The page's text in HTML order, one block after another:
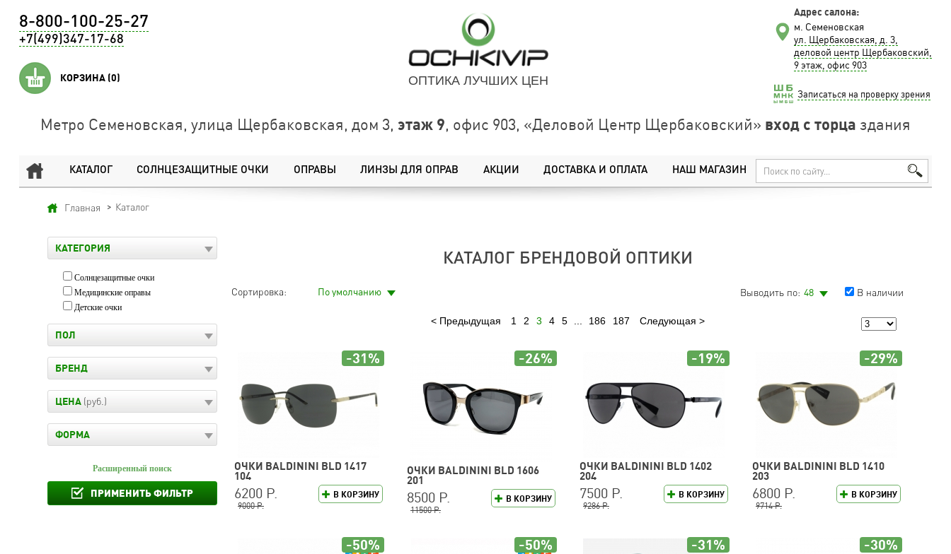
8-800-100-25-27
+7(499)347-17-68
КОРЗИНА (0) ОПТИКА ЛУЧШИХ ЦЕН
Адрес салона:
м. Семеновская
ул. Щербаковская, д. 3,
деловой центр Щербаковский,
9 этаж, офис 903
Записаться на проверку зрения
Метро Семеновская, улица Щербаковская, дом 3, этаж 9, офис 903, «Деловой Центр Щербаковский» вход с торца здания
КАТАЛОГ СОЛНЦЕЗАЩИТНЫЕ ОЧКИ ОПРАВЫ ЛИНЗЫ ДЛЯ ОПРАВ АКЦИИ ДОСТАВКА И ОПЛАТА НАШ МАГАЗИН
Главная Каталог
КАТЕГОРИЯ
Солнцезащитные очки
Медицинские оправы
Детские очки
ПОЛ
БРЕНД
ЦЕНА (руб.)
ФОРМА
Расширенный поиск
ПРИМЕНИТЬ ФИЛЬТР
КАТАЛОГ БРЕНДОВОЙ ОПТИКИ
Сортировка: По умолчанию Выводить по: 48 В наличии
Предыдущая 1 2 3 4 5 186 187 Следующая
ОЧКИ BALDININI BLD 1417
104
В КОРЗИНУ
6200 Р.
9000 Р.
-31%
ОЧКИ BALDININI BLD 1606
201
В КОРЗИНУ
8500 Р.
11500 Р.
-26%
ОЧКИ BALDININI BLD 1402
204
В КОРЗИНУ
7500 Р.
9286 Р.
-19%
ОЧКИ BALDININI BLD 1410
203
В КОРЗИНУ
6800 Р.
9714 Р.
-29%
-50% -50% -31% -30%